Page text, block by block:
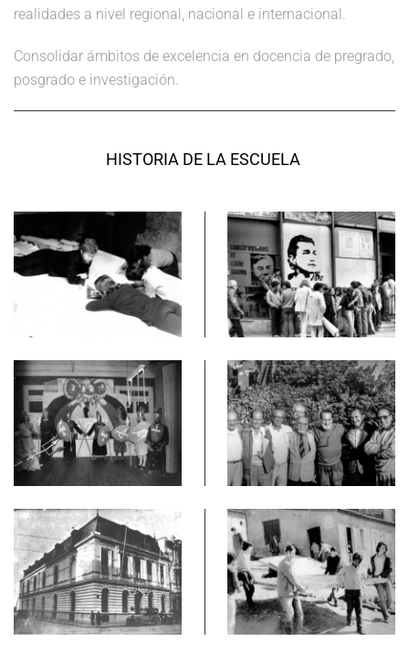
realidades a nivel regional, nacional e internacional.
Consolidar ámbitos de excelencia en docencia de pregrado,
posgrado e investigación.
HISTORIA DE LA ESCUELA